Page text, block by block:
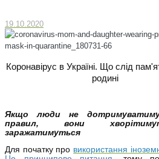
19.10.2020
Коронавірус в Україні. Що слід
родині
Якщо люди не
правил, вони
заражатимуться
Для початку про використання